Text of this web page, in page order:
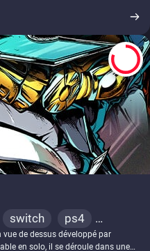
être la plus puissante du monde. Il
est d'atteindre Elysium, une terre
à explorer avec un style coloré.
en standalone, est sortie
8
switch
ps4
de dessus développé par
en solo, il se déroule dans une